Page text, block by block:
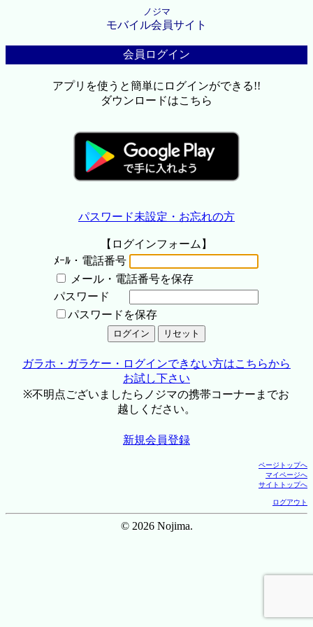
ノジマ
モバイル会員サイト
会員ログイン
アプリを使うと簡単にログインができる!!
ダウンロードはこちら
パスワード未設定・お忘れの方
【ログインフォーム】
ﾒｰﾙ・電話番号
メール・電話番号を保存
パスワード
パスワードを保存
ガラホ・ガラケー・ログインできない方はこちらから
お試し下さい
※不明点ございましたらノジマの携帯コーナーまでお
越しください。
新規会員登録
ページトップへ
マイページへ
サイトトップへ
ログアウト
© 2026 Nojima.